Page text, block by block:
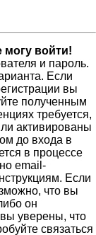
могу войти!
и пароль.
Если
вы
полученным
требуется,
активированы
до входа в
в процессе
email-
Если
что вы
он
уверены, что
связаться